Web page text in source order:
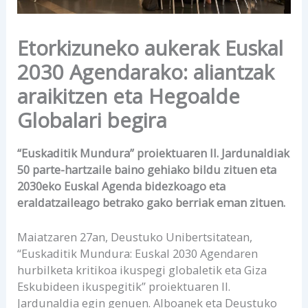
Etorkizuneko aukerak Euskal
2030 Agendarako: aliantzak
araikitzen eta Hegoalde
Globalari begira
“Euskaditik Mundura” proiektuaren II. Jardunaldiak
50 parte-hartzaile baino gehiako bildu zituen eta
2030eko Euskal Agenda bidezkoago eta
eraldatzaileago betrako gako berriak eman zituen.
Maiatzaren 27an, Deustuko Unibertsitatean,
“Euskaditik Mundura: Euskal 2030 Agendaren
hurbilketa kritikoa ikuspegi globaletik eta Giza
Eskubideen ikuspegitik” proiektuaren II.
Jardunaldia egin genuen. Alboanek eta Deustuko